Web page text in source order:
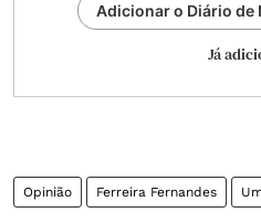
Adicionar o Diário de
Já
Opinião Ferreira Fernandes